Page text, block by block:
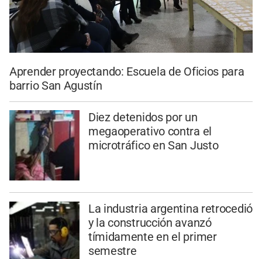
Aprender proyectando: Escuela de Oficios para
barrio San Agustín
Diez detenidos por un
megaoperativo contra el
microtráfico en San Justo
La industria argentina retrocedió
y la construcción avanzó
tímidamente en el primer
semestre